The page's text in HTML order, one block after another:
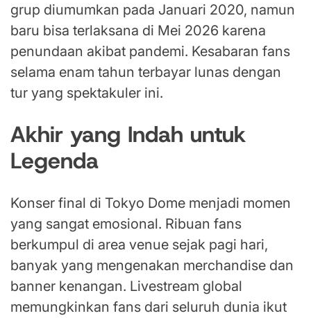
grup diumumkan pada Januari 2020, namun
baru bisa terlaksana di Mei 2026 karena
penundaan akibat pandemi. Kesabaran fans
selama enam tahun terbayar lunas dengan
tur yang spektakuler ini.
Akhir yang Indah untuk
Legenda
Konser final di Tokyo Dome menjadi momen
yang sangat emosional. Ribuan fans
berkumpul di area venue sejak pagi hari,
banyak yang mengenakan merchandise dan
banner kenangan. Livestream global
memungkinkan fans dari seluruh dunia ikut